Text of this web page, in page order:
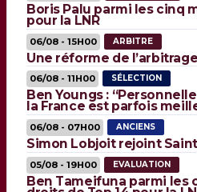
Boris Palu parmi les cinq
pour la LNR
06/08 - 15H00 ARBITRE
Une réforme de
06/08 - 11H00 SÉLECTION
Ben Youngs :
la France est parfois
06/08 - 07H00 ANCIENS
Simon Lobjoit rejoint
05/08 - 19H00 EVALUATION
Ben Tameifuna parmi les